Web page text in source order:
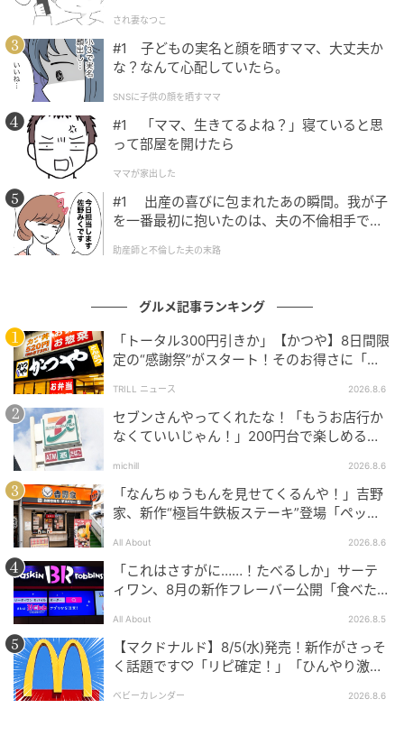
され妻なつこ
#1 子どもの実名と顔を晒すママ、大丈夫か
な？なんて心配していたら。
SNSに子供の顔を晒すママ
#1 「ママ、生きてるよね？」寝ていると思
って部屋を開けたら
ママが家出した
#1 出産の喜びに包まれたあの瞬間。我が子
を一番最初に抱いたのは、夫の不倫相手でし
助産師と不倫した夫の末路
グルメ記事ランキング
「トータル300円引きか」【かつや】8日間限
定の“感謝祭”がスタート！そのお得さに「何
TRILL ニュース 2026.8.6
セブンさんやってくれたな！「もうお店行か
なくていいじゃん！」200円台で楽しめる本
michill 2026.8.6
「なんちゅうもんを見せてくるんや！」吉野
家、新作“極旨牛鉄板ステーキ”登場「ペッパ
All About 2026.8.6
「これはさすがに……！たべるしか」サーテ
ィワン、8月の新作フレーバー公開「食べた方
All About 2026.8.5
【マクドナルド】8/5(水)発売！新作がさっそ
く話題です♡「リピ確定！」「ひんやり激う
ベビーカレンダー 2026.8.6